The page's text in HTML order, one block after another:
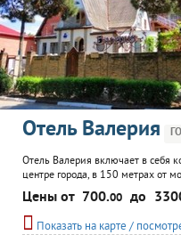
Отель Валерия
Отель Валерия включает в себя
центре города, в 150 метрах от
Магазин и автобусная остановка
отдыхающих трансфер,
при отеле.
Цены от 700.00 до
Показать на карте /